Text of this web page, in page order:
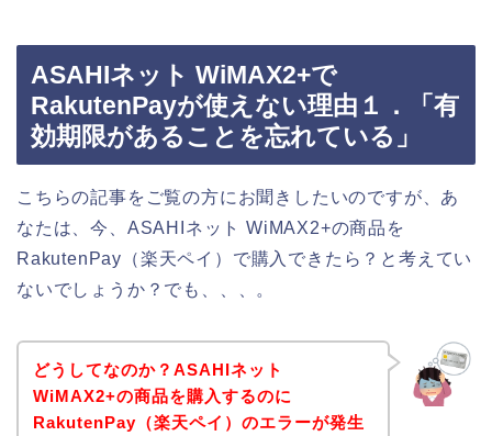
ASAHIネット WiMAX2+で
RakutenPayが使えない理由１．「有
効期限があることを忘れている」
こちらの記事をご覧の方にお聞きしたいのですが、あ
なたは、今、ASAHIネット WiMAX2+の商品を
RakutenPay（楽天ペイ）で購入できたら？と考えてい
ないでしょうか？でも、、、。
どうしてなのか？ASAHIネット
WiMAX2+の商品を購入するのに
RakutenPay（楽天ペイ）のエラーが発生